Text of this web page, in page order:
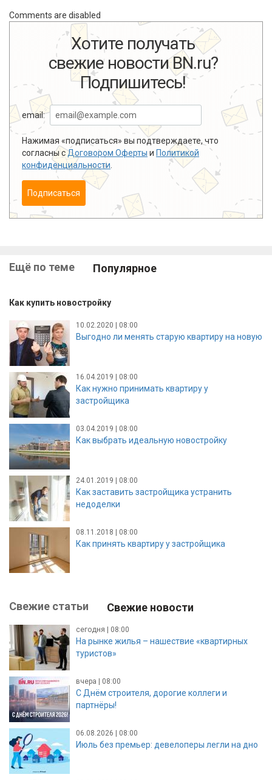
Comments are disabled
Хотите получать
свежие новости BN.ru?
Подпишитесь!
email:
Нажимая «подписаться» вы подтверждаете, что
согласны сДоговором Оферты и Политикой
конфиденциальности
Подписаться
Ещё по теме Популярное
Как купить новостройку
10.02.2020 | 08:00
Выгодно ли менять старую квартиру на новую
16.04.2019 | 08:00
Как нужно принимать квартиру у
застройщика
03.04.2019 | 08:00
Как выбрать идеальную новостройку
24.01.2019 | 08:00
Как заставить застройщика устранить
недоделки
08.11.2018 | 08:00
Как принять квартиру у застройщика
Свежие статьи Свежие новости
сегодня | 08:00
На рынке жилья – нашествие «квартирных
туристов»
вчера | 08:00
С Днём строителя, дорогие коллеги и
партнёры!
06.08.2026 | 08:00
Июль без премьер: девелоперы легли на дно